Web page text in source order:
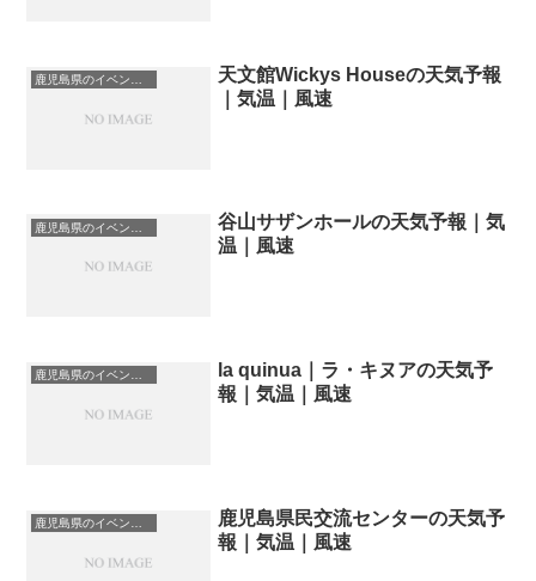
天文館Wickys Houseの天気予報
｜気温｜風速
谷山サザンホールの天気予報｜気
温｜風速
鹿児島県のイベント会場一覧
la quinua｜ラ・キヌアの天気予
報｜気温｜風速
鹿児島県民交流センターの天気予
報｜気温｜風速